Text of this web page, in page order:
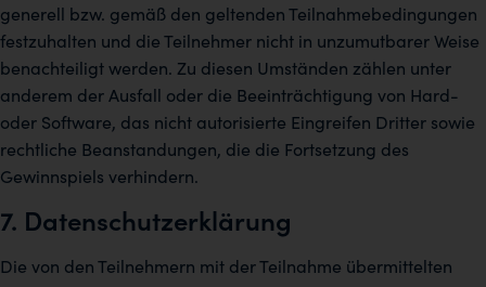
generell bzw. gemäß den geltenden Teilnahmebedingungen
festzuhalten und die Teilnehmer nicht in unzumutbarer Weise
benachteiligt werden. Zu diesen Umständen zählen unter
anderem der Ausfall oder die Beeinträchtigung von Hard-
oder Software, das nicht autorisierte Eingreifen Dritter sowie
rechtliche Beanstandungen, die die Fortsetzung des
Gewinnspiels verhindern.
7. Datenschutzerklärung
Die von den Teilnehmern mit der Teilnahme übermittelten